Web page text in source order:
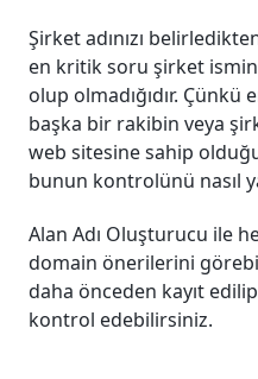
Şirket adınızı
en kritik soru şirket
olup olmadığıdır.
başka bir rakibin veya
web sitesine sahip
bunun kontrolünü nasıl
Alan Adı Oluşturucu ile
domain önerilerini
daha önceden kayıt
kontrol edebilirsiniz.